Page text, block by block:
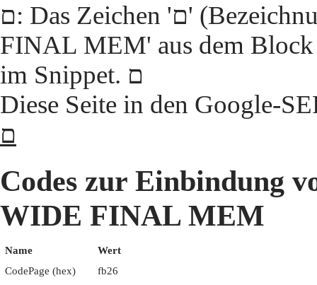
ﬦ: Das Zeichen 'ﬦ' (Bezeichnung 'HEBREW LETTER WIDE
FINAL MEM' aus dem
im Snippet. ﬦ
Diese Seite in den Google-
ﬦ
Codes zur Einbindung
WIDE FINAL MEM
Name
Wert
CodePage (hex)
fb26